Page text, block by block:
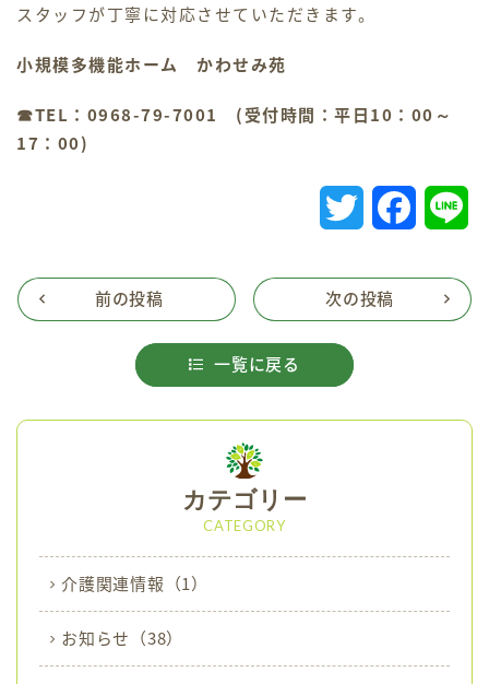
スタッフが丁寧に対応させていただきます。
小規模多機能ホーム かわせみ苑
☎TEL：0968-79-7001 ( 受付時間：平日10：00～
17：00)
i
e o
n
前の投稿
一覧に戻る
次の投稿
カテゴリー
CATEGORY
介護関連情報 （1）
お知らせ （38）